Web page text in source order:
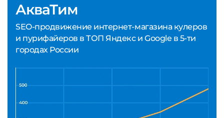
АкваТим
SEO-продвижение интернет-магазина кулеров
и пурифайеров в ТОП Яндекс и Google в 5-ти
городах России